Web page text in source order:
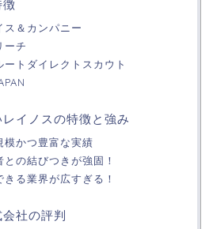
ス＆カンパニー
ーチ
ートダイレクトスカウト
イノスの特徴と強み
模かつ豊富な実績
との結びつきが強固！
きる業界が広すぎる！
社の評判